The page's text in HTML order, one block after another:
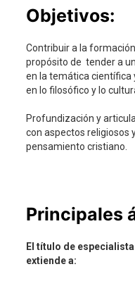
Objetivos:
Contribuir a la
propósito de tender a
en la temática científica
en lo filosófico y lo
Profundización y
con aspectos religiosos
pensamiento cristiano.
Principales
El título de
extiende a: